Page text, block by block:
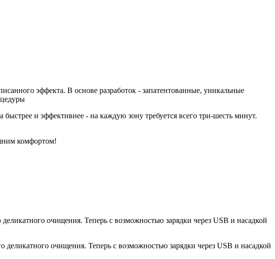
эффекта. В основе разработок - запатентованные, уникальные
и эффективнее - на каждую зону требуется всего три-шесть минут.
комфортом!
очищения. Теперь с возможностью зарядки через USB и насадкой
деликатного очищения. Теперь с возможностью зарядки через USB и насадкой